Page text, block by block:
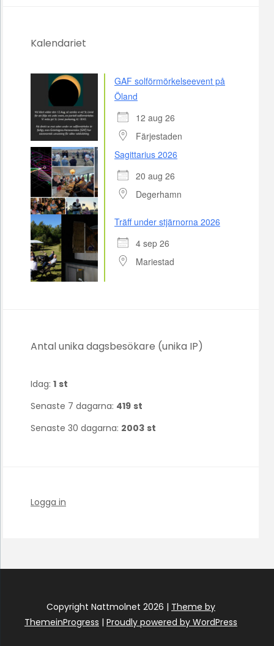
Kalendariet
GAF solförmörkelseevent på
Öland
12 aug 26
Färjestaden
Sagittarius 2026
20 aug 26
Degerhamn
Träff under stjärnorna 2026
4 sep 26
Mariestad
Antal unika dagsbesökare (unika IP)
Idag: 1 st
Senaste 7 dagarna: 419 st
Senaste 30 dagarna: 2003 st
Logga in
Copyright Nattmolnet 2026 | Theme by
ThemeinProgress | Proudly powered by WordPress